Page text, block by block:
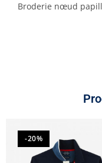
Broderie nœud
-20%